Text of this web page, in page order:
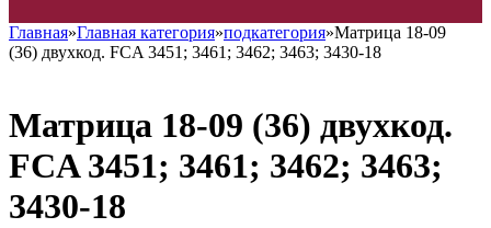
Главная»Главная категория»подкатегория»Матрица 18-09
(36) двухкод. FCA 3451; 3461; 3462; 3463; 3430-18
Матрица 18-09 (36) двухкод.
FCA 3451; 3461; 3462; 3463;
3430-18